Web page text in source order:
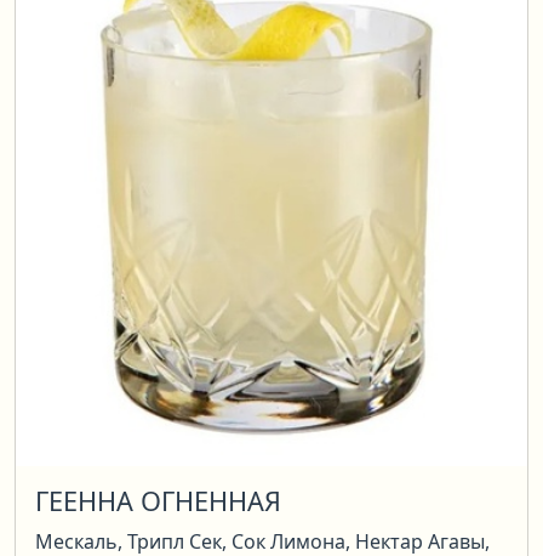
ГЕЕННА ОГНЕННАЯ
Мескаль, Трипл Сек, Сок Лимона, Нектар Агавы,